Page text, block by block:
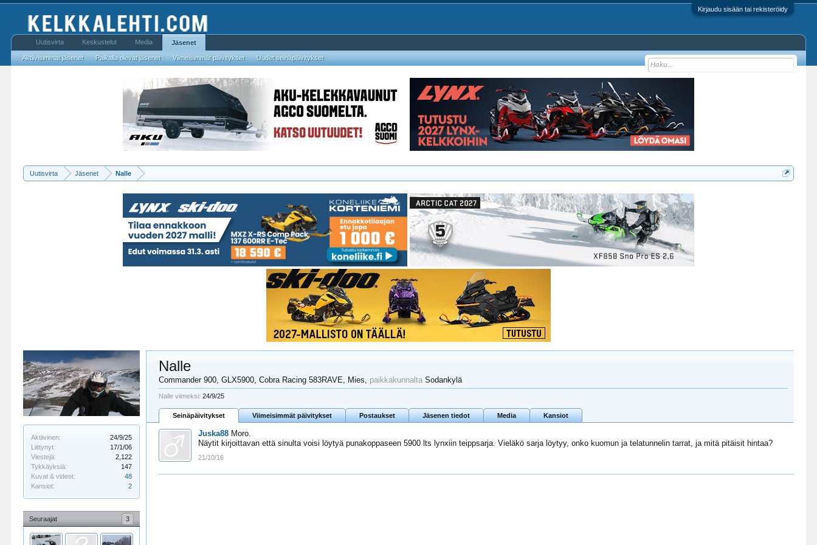
Kirjaudu sisään tai rekisteröidy
Uutisvirta Jäsenet Nalle
Aktiivinen:
24/9/25
Liittynyt:
17/1/06
Viestejä:
2,122
Tykkäyksiä:
147
Kuvat & videot:
48
Kansiot:
2
Seuraajat 3
Nalle
Commander 900, GLX5900, Cobra Racing 583RAVE, Mies, paikkakunnalta Sodankylä
Nalle viimeksi: 24/9/25
Seinäpäivitykset Viimeisimmät päivitykset Postaukset Jäsenen tiedot Media Kansiot
Juska88 Moro.
Näytit kirjoittavan että sinulta voisi löytyä punakoppaseen 5900 lts lynxiin teippsarja. Vieläkö sarja löytyy, onko kuomun ja telatunnelin tarrat, ja mitä pitäisit hintaa?
21/10/16
Uutisvirta Keskustelut Media Jäsenet
Aktiivisimmat jäsenet Paikalla olevat jäsenet Viimeisimmät päivitykset Uudet seinäpäivitykset